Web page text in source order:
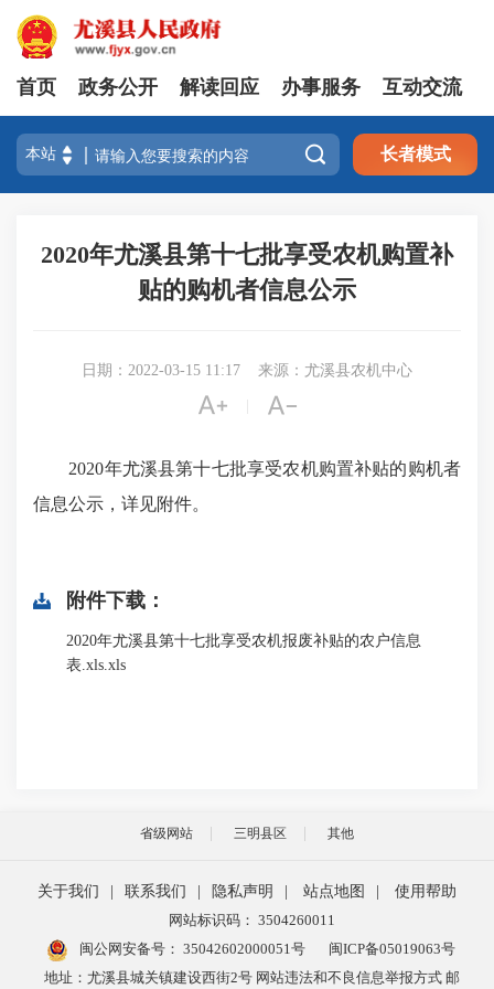
首页 政务公开 解读回应 办事服务 互动交流
 长者模式
2020年尤溪县第十七批享受农机购置补
贴的购机者信息公示
日期：2022-03-15 11:17 来源：尤溪县农机中心
 
2020年尤溪县第十七批享受农机购置补贴的购机者
信息公示，详见附件。
附件下载：
2020年尤溪县第十七批享受农机报废补贴的农户信息
表.xls.xls
省级网站 三明县区 其他
关于我们 联系我们 隐私声明 站点地图
使用帮助
网站标识码： 3504260011
闽公网安备号： 35042602000051号
闽ICP备05019063号
地址：尤溪县城关镇建设西街2号 网站违法和不良信息举报方式 邮